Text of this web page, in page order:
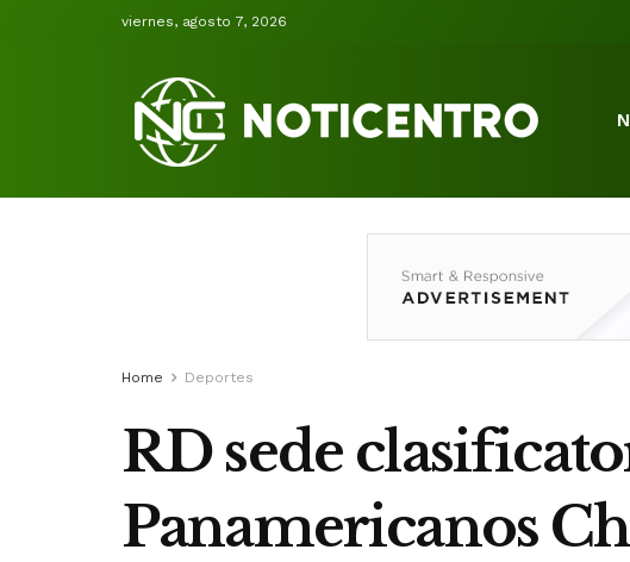
viernes, agosto 7, 2026
Home Deportes
RD sede
Panamericanos